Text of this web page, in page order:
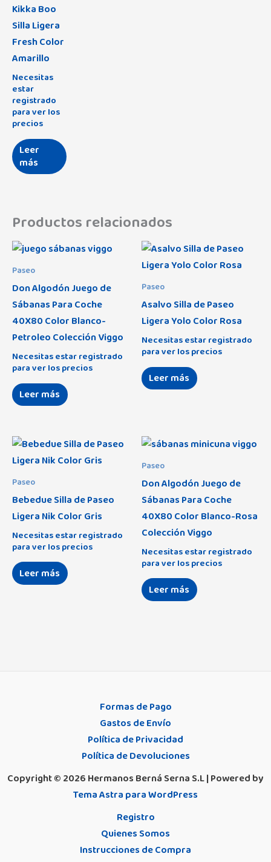
Kikka Boo
Silla Ligera
Fresh Color
Amarillo
Necesitas
estar
registrado
para ver los
precios
Leer
más
Productos relacionados
Paseo
Don Algodón Juego de
Sábanas Para Coche
40X80 Color Blanco-
Petroleo Colección Viggo
Necesitas estar registrado
para ver los precios
Leer más
Paseo
Asalvo Silla de Paseo
Ligera Yolo Color Rosa
Necesitas estar registrado
para ver los precios
Leer más
Paseo
Bebedue Silla de Paseo
Ligera Nik Color Gris
Necesitas estar registrado
para ver los precios
Leer más
Paseo
Don Algodón Juego de
Sábanas Para Coche
40X80 Color Blanco-Rosa
Colección Viggo
Necesitas estar registrado
para ver los precios
Leer más
Formas de Pago
Gastos de Envío
Política de Privacidad
Política de Devoluciones
Copyright © 2026 Hermanos Berná Serna S.L | Powered by
Tema Astra para WordPress
Registro
Quienes Somos
Instrucciones de Compra